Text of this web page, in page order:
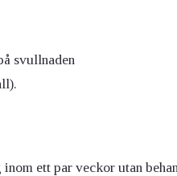
svullnaden
ett par veckor utan